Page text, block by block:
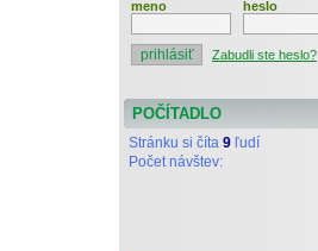
meno heslo
Zabudli ste heslo?
POČÍTADLO
Stránku si číta 9 ľudí
Počet návštev: